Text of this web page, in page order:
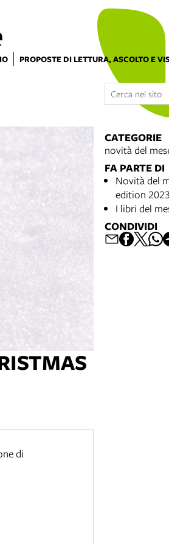
PROPOSTE DI LETTURA, ASCOLTO E
di
CATEGORIE
novità del
FA PARTE DI
Novità del
edition 2023
I libri del
CONDIVIDI